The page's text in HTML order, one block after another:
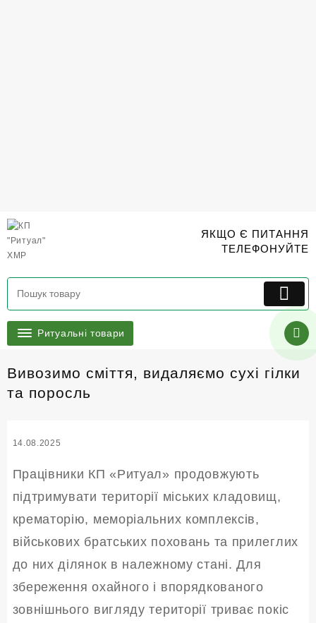
ЯКЩО Є ПИТАННЯ
ТЕЛЕФОНУЙТЕ
Ритуальні товари
Вивозимо сміття, видаляємо сухі гілки
та поросль
14.08.2025
Працівники КП «Ритуал» продовжують
підтримувати території міських кладовищ,
крематорію, меморіальних комплексів,
військових братських поховань та прилеглих
до них ділянок в належному стані. Для
збереження охайного і впорядкованого
зовнішнього вигляду території триває покіс